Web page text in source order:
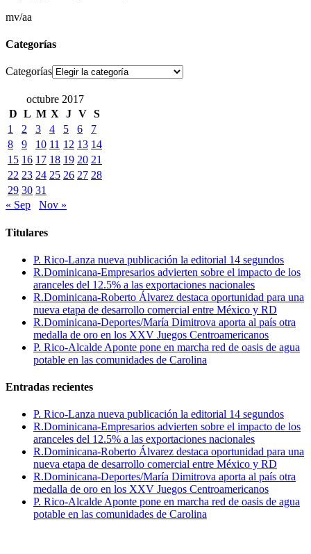
mv/aa
Categorías
Categorías
octubre 2017
D L M X J V S
1
2 3 4 5 6
7
8
9 10 11 12 13 14
15 16 17 18 19 20 21
22 23 24 25 26 27 28
29 30 31
« Sep
Nov »
Titulares
P. Rico-Lanza nueva publicación la editorial 14 segundos
R.Dominicana-Empresarios advierten sobre el impacto de los
aranceles del 12.5% a las exportaciones nacionales
R.Dominicana-Roberto Álvarez destaca oportunidad para una
nueva etapa de desarrollo comercial entre México y RD
R.Dominicana-Deportes/María Dimitrova aporta al país otra
medalla de oro en los XXV Juegos Centroamericanos
P. Rico-Alcalde Aponte pone en marcha red de oasis de agua
potable en las comunidades de Carolina
Entradas recientes
P. Rico-Lanza nueva publicación la editorial 14 segundos
R.Dominicana-Empresarios advierten sobre el impacto de los
aranceles del 12.5% a las exportaciones nacionales
R.Dominicana-Roberto Álvarez destaca oportunidad para una
nueva etapa de desarrollo comercial entre México y RD
R.Dominicana-Deportes/María Dimitrova aporta al país otra
medalla de oro en los XXV Juegos Centroamericanos
P. Rico-Alcalde Aponte pone en marcha red de oasis de agua
potable en las comunidades de Carolina